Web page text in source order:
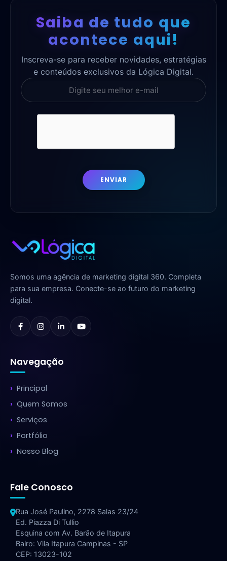
Saiba de tudo que
acontece aqui!
Inscreva-se para receber novidades, estratégias
e conteúdos exclusivos da Lógica Digital.
ENVIAR
Somos uma agência de marketing digital 360. Completa
para sua empresa. Conecte-se ao futuro do marketing
digital.
Navegação
Principal
Quem Somos
Serviços
Portfólio
Nosso Blog
Fale Conosco
Rua José Paulino, 2278 Salas 23/24
Ed. Piazza Di Tullio
Esquina com Av. Barão de Itapura
Bairo: Vila Itapura Campinas - SP
CEP: 13023-102